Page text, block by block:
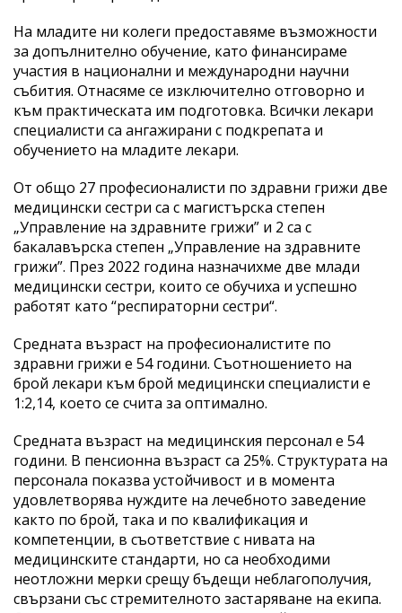
На младите ни колеги предоставяме възможности
за допълнително обучение, като финансираме
участия в национални и международни научни
събития. Отнасяме се изключително отговорно и
към практическата им подготовка. Всички лекари
специалисти са ангажирани с подкрепата и
обучението на младите лекари.
От общо 27 професионалисти по здравни грижи две
медицински сестри са с магистърска степен
„Управление на здравните грижи” и 2 са с
бакалавърска степен „Управление на здравните
грижи”. През 2022 година назначихме две млади
медицински сестри, които се обучиха и успешно
работят като “респираторни сестри“.
Средната възраст на професионалистите по
здравни грижи е 54 години. Съотношението на
брой лекари към брой медицински специалисти е
1:2,14, което се счита за оптимално.
Средната възраст на медицинския персонал е 54
години. В пенсионна възраст са 25%. Структурата на
персонала показва устойчивост и в момента
удовлетворява нуждите на лечебното заведение
както по брой, така и по квалификация и
компетенции, в съответствие с нивата на
медицинските стандарти, но са необходими
неотложни мерки срещу бъдещи неблагополучия,
свързани със стремителното застаряване на екипа.